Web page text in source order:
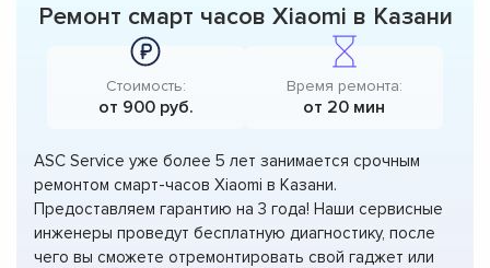
Ремонт смарт часов Xiaomi в Казани
Стоимость:
от 900 руб.
Время ремонта:
от 20 мин
ASC Service уже более 5 лет занимается срочным
ремонтом смарт-часов Xiaomi в Казани.
Предоставляем гарантию на 3 года! Наши сервисные
инженеры проведут бесплатную диагностику, после
чего вы сможете отремонтировать свой гаджет или